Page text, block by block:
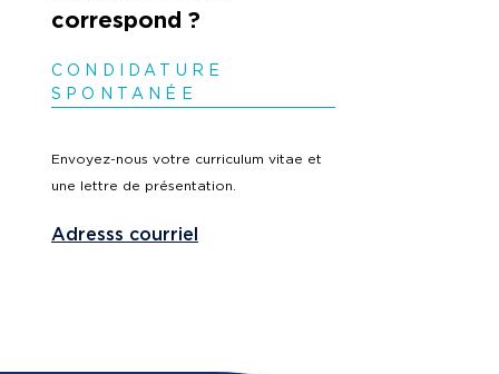
correspond ?
CONDIDATURE
SPONTANÉE
Envoyez-nous votre curriculum vitae et
une lettre de présentation.
Adresss courriel